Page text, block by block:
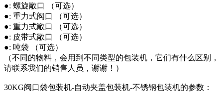
●: 螺旋敞口 （可选）
●: 重力式阀口 （可选）
●: 重力式敞口 （可选）
●: 皮带式敞口 （可选）
●: 吨袋 （可选）
（不同的物料，会用到不同类型的包装机，它们有什么区别，
请联系我们的销售人员，谢谢！）
30KG阀口袋包装机-自动夹盖包装机-不锈钢包装机的参数：